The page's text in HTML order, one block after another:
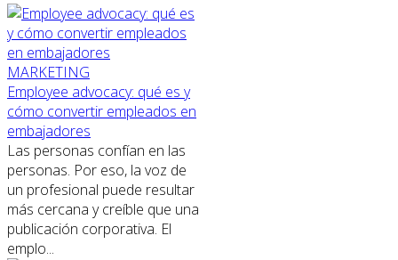
MARKETING
Employee advocacy: qué es y
cómo convertir empleados en
embajadores
Las personas confían en las
personas. Por eso, la voz de
un profesional puede resultar
más cercana y creíble que una
publicación corporativa. El
emplo...